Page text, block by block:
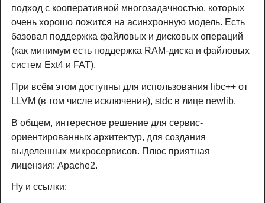
подход с кооперативной многозадачностью, которых
очень хорошо ложится на асинхронную модель. Есть
базовая поддержка файловых и дисковых операций
(как минимум есть поддержка RAM-диска и файловых
систем Ext4 и FAT).
При всём этом доступны для использования libc++ от
LLVM (в том числе исключения), stdc в лице newlib.
В общем, интересное решение для сервис-
ориентированных архитектур, для создания
выделенных микросервисов. Плюс приятная
лицензия: Apache2.
Ну и ссылки: